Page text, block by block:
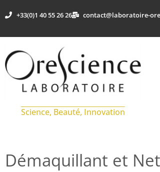
+33(0)1 40 55 26 26 contact@laboratoire-
Science, Beauté, Innovation
Démaquillant et